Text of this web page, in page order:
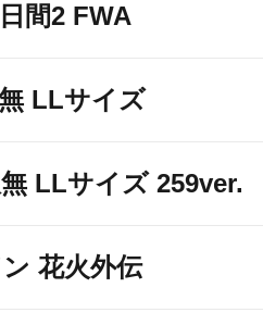
間2 FWA
LLサイズ
LLサイズ 259ver.
花火外伝